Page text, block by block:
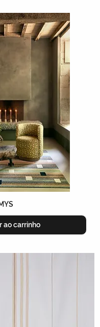
ao carrinho